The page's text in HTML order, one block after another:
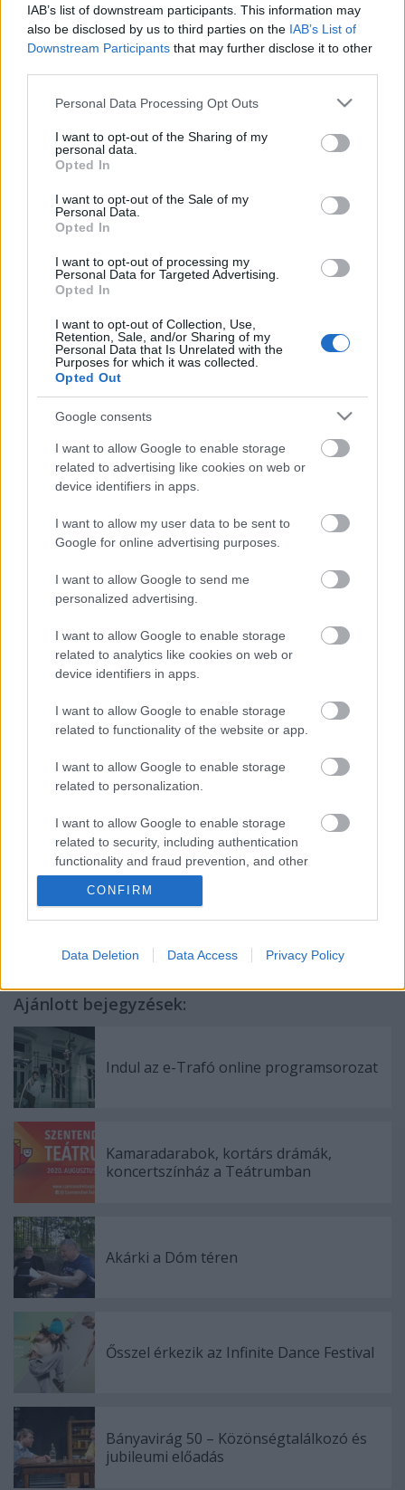
IAB’s list of downstream participants. This information may
also be disclosed by us to third parties on the IAB’s List of
Downstream Participants that may further disclose it to other
Please note that this website/app uses one or more Google
not limited to your visit or usage behaviour. You may click to
grant or deny consent to Google and its third-party tags to
use your data for below specified purposes in below Google
consent section.
Personal Data Processing Opt Outs
I want to opt-out of the Sharing of my
personal data.
Opted In
I want to opt-out of the Sale of my
Personal Data.
Opted In
I want to opt-out of processing my
Personal Data for Targeted Advertising.
Opted In
I want to opt-out of Collection, Use,
Retention, Sale, and/or Sharing of my
Personal Data that Is Unrelated with the
Purposes for which it was collected.
Opted Out
Google consents
I want to allow Google to enable storage
related to advertising like cookies on web or
device identifiers in apps.
I want to allow my user data to be sent to
Google for online advertising purposes.
I want to allow Google to send me
personalized advertising.
I want to allow Google to enable storage
related to analytics like cookies on web or
device identifiers in apps.
I want to allow Google to enable storage
related to functionality of the website or app.
I want to allow Google to enable storage
related to personalization.
I want to allow Google to enable storage
related to security, including authentication
functionality and fraud prevention, and other
user protection.
CONFIRM
Data Deletion Data Access Privacy Policy
Elvárások:
• stabil, magas fokú hangszeres ismeretek
• átfogó zenetörténeti- és stilisztikai ismeretek
(különös tekintettel a 20. század
könnyűzenei műfajaira, valamint a filmes- és
színházi világ zenei kultúrájára) elméleti és
gyakorlati síkon
• gyors, asszociatív gondolkodás
• csapatjátékos szemléletmód
Jelentkezés:
Fényképes önéletrajzzal és motivációs levéllel,
lehetőség szerint online elérhető bemutatkozó
anyaggal vagy koncertfelvétellel. A jelentkezőket a
beküldött anyagok alapján választjuk ki és hívjuk be
elbeszélgetésre, illetve próbajátékra.
Jelentkezési határidő: 2014. július 25.
Jelentkezés:
zene@momentantarsulat.hu
Ajánlott bejegyzések:
Indul az e-Trafó online programsorozat
Kamaradarabok, kortárs drámák,
koncertszínház a Teátrumban
Akárki a Dóm téren
Ősszel érkezik az Infinite Dance Festival
Bányavirág 50 – Közönségtalálkozó és
jubileumi előadás